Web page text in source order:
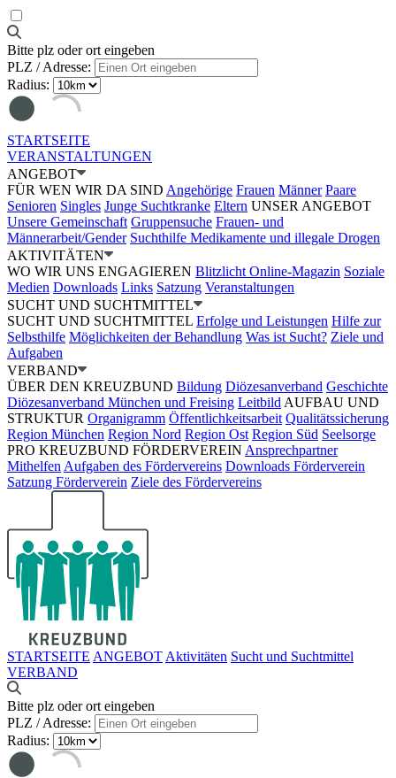
Bitte plz oder ort eingeben
PLZ / Adresse:
Radius:
STARTSEITE
VERANSTALTUNGEN
ANGEBOT
FÜR WEN WIR DA SIND Angehörige Frauen Männer Paare
Senioren Singles Junge Suchtkranke Eltern UNSER ANGEBOT
Unsere Gemeinschaft Gruppensuche Frauen- und
Männerarbeit/Gender Suchthilfe Medikamente und illegale Drogen
AKTIVITÄTEN
WO WIR UNS ENGAGIEREN Blitzlicht Online-Magazin Soziale
Medien Downloads Links Satzung Veranstaltungen
SUCHT UND SUCHTMITTEL
SUCHT UND SUCHTMITTEL Erfolge und Leistungen Hilfe zur
Selbsthilfe Möglichkeiten der Behandlung Was ist Sucht? Ziele und
Aufgaben
VERBAND
ÜBER DEN KREUZBUND Bildung Diözesanverband Geschichte
Diözesanverband München und Freising Leitbild AUFBAU UND
STRUKTUR Organigramm Öffentlichkeitsarbeit Qualitätssicherung
Region München Region Nord Region Ost Region Süd Seelsorge
PRO KREUZBUND FÖRDERVEREIN Ansprechpartner
Mithelfen Aufgaben des Fördervereins Downloads Förderverein
Satzung Förderverein Ziele des Fördervereins
STARTSEITE ANGEBOT Aktivitäten Sucht und Suchtmittel
VERBAND
Bitte plz oder ort eingeben
PLZ / Adresse:
Radius: